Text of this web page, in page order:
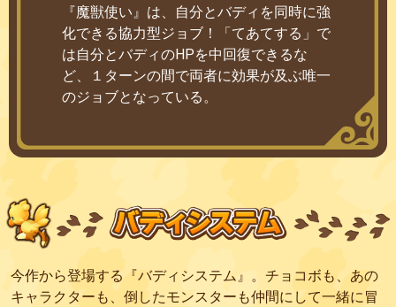
『魔獣使い』は、自分とバディを同時に強
化できる協力型ジョブ！「てあてする」で
は自分とバディのHPを中回復できるな
ど、１ターンの間で両者に効果が及ぶ唯一
のジョブとなっている。
今作から登場する『バディシステム』。チョコボも、あの
キャラクターも、倒したモンスターも仲間にして一緒に冒